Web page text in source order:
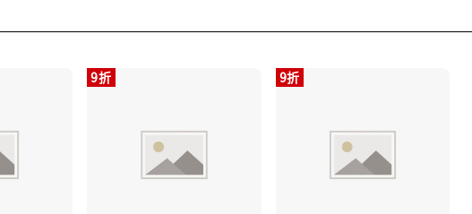
9折 9折